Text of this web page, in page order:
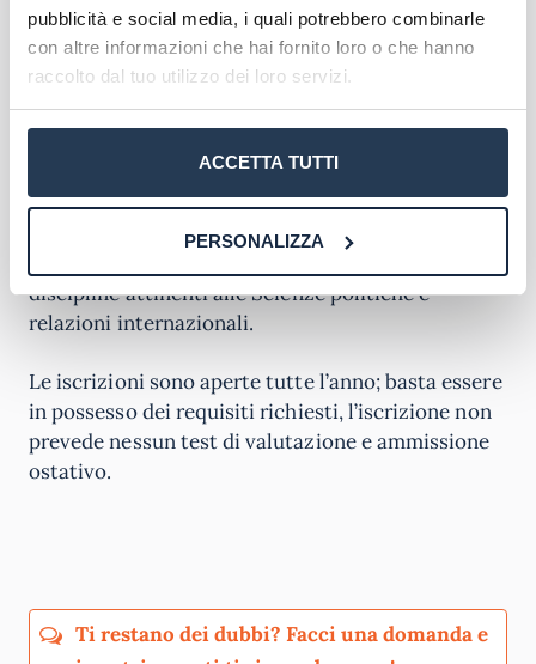
pubblicità e social media, i quali potrebbero combinarle
con altre informazioni che hai fornito loro o che hanno
raccolto dal tuo utilizzo dei loro servizi.
ACCETTA TUTTI
PERSONALIZZA
Relazioni internazionalibisogna essere in
possesso della laurea triennale nella classe L-36
Si può accedere anche con il possesso di laurea
studio conseguito all’estero riconosciuto idoneo, o
di laurea relativa al previdente ordinamento
quadriennale, purché in possesso di determinati
discipline attinenti alle Scienze politiche e
relazioni internazionali.
Le iscrizioni sono aperte tutte l’anno; basta essere
in possesso dei requisiti richiesti, l’iscrizione non
prevede nessun test di valutazione e ammissione
ostativo.